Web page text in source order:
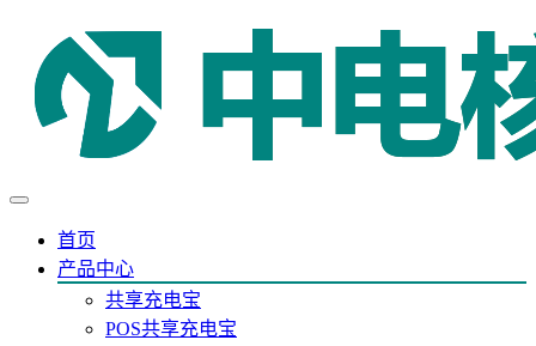
首页
产品中心
共享充电宝
POS共享充电宝